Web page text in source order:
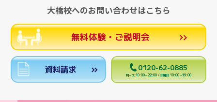
大橋校へのお問い合わせはこちら
無料体験・ご説明会
資料請求 0120-62-0885
月～土 10:00～22:00 / 日曜日 10:00～19:00